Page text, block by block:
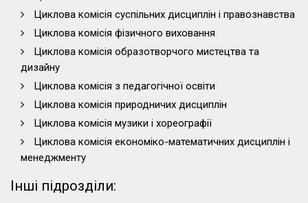
Циклова комісія суспільних дисциплін і правознавства
Циклова комісія фізичного виховання
Циклова комісія образотворчого мистецтва та
дизайну
Циклова комісія з педагогічної освіти
Циклова комісія природничих дисциплін
Циклова комісія музики і хореографії
Циклова комісія економіко-математичних дисциплін і
менеджменту
Інші підрозділи: